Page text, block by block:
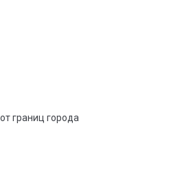
границ города